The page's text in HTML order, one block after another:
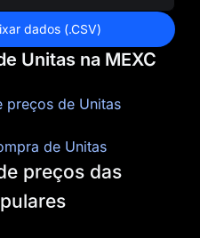
dados (.CSV)
Unitas na MEXC
preços de Unitas
de Unitas
preços das